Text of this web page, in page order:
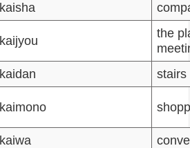
kaisha
kaijyou
the
kaidan
stairs
kaimono
kaiwa